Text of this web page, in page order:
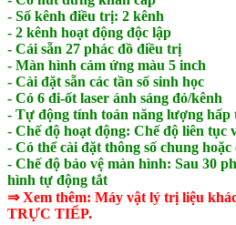
- Số kênh điều trị: 2 kênh
- 2 kênh hoạt động độc lập
- Cái sẵn 27 phác đồ điều trị
- Màn hình cảm ứng màu 5 inch
- Cài đặt sẵn các tần số sinh học
- Có 6 đi-ốt laser ánh sáng đỏ/kênh
- Tự động tính toán năng lượng hấp
- Chế độ hoạt động: Chế độ liên tục
- Có thể cài đặt thông số chung
- Chế độ bảo vệ màn hình: Sau 30
hình tự động tắt
⇒ Xem thêm: Máy vật lý trị liệu
TRỰC TIẾP.